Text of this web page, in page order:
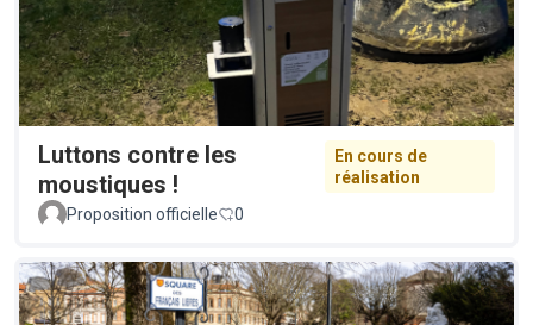
Luttons contre les
moustiques !
En cours de
réalisation
Proposition officielle
0